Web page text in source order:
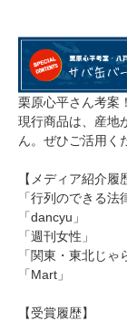
栗原心平さん考案
現行商品は、産地
ん。ぜひご活用く
【メディア紹介履
「行列のできる法
「dancyu」
「週刊女性」
「関東・東北じゃ
「Mart」
【受賞履歴】